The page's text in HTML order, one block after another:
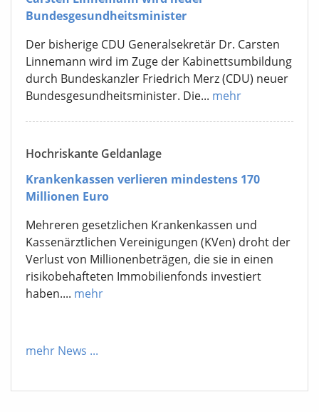
Bundesgesundheitsminister
Der bisherige CDU Generalsekretär Dr. Carsten
Linnemann wird im Zuge der Kabinettsumbildung
durch Bundeskanzler Friedrich Merz (CDU) neuer
Bundesgesundheitsminister. Die... mehr
Hochriskante Geldanlage
Krankenkassen verlieren mindestens 170
Millionen Euro
Mehreren gesetzlichen Krankenkassen und
Kassenärztlichen Vereinigungen (KVen) droht der
Verlust von Millionenbeträgen, die sie in einen
risikobehafteten Immobilienfonds investiert
haben.... mehr
mehr News ...